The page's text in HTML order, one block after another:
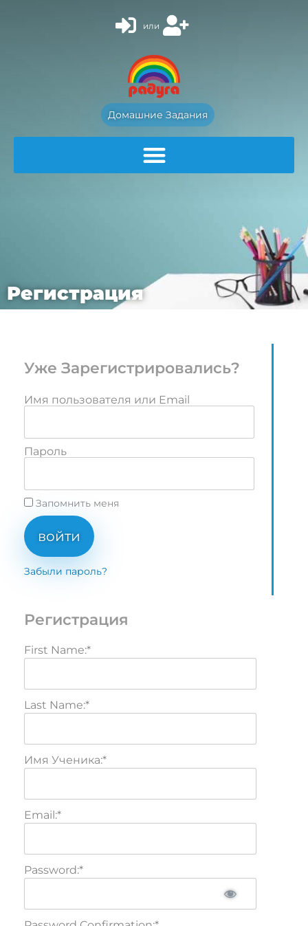
или
Домашние Задания
Регистрация
Уже Зарегистрировались?
Имя пользователя или Email
Пароль
Запомнить меня
войти
Забыли пароль?
Регистрация
First Name:*
Last Name:*
Имя Ученика:*
Email:*
Password:*